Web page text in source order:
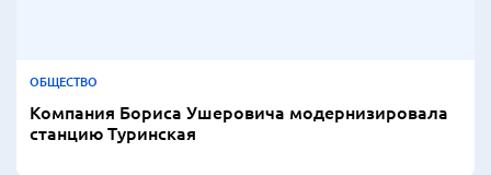
ОБЩЕСТВО
Компания Бориса Ушеровича модернизировала
станцию Туринская